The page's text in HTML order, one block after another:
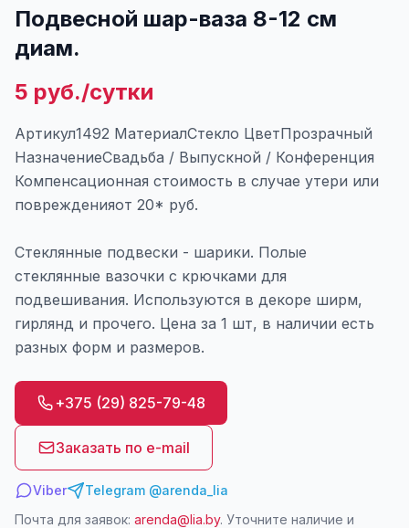
Подвесной шар-ваза 8-12 см
диам.
5 руб./сутки
Артикул1492 МатериалСтекло ЦветПрозрачный
НазначениеСвадьба / Выпускной / Конференция
Компенсационная стоимость в случае утери или
поврежденияот 20* руб.
Стеклянные подвески - шарики. Полые
стеклянные вазочки с крючками для
подвешивания. Используются в декоре ширм,
гирлянд и прочего. Цена за 1 шт, в наличии есть
разных форм и размеров.
+375 (29) 825-79-48
Заказать по e-mail
Viber
Telegram @arenda_lia
Почта для заявок: arenda@lia.by. Уточните наличие и